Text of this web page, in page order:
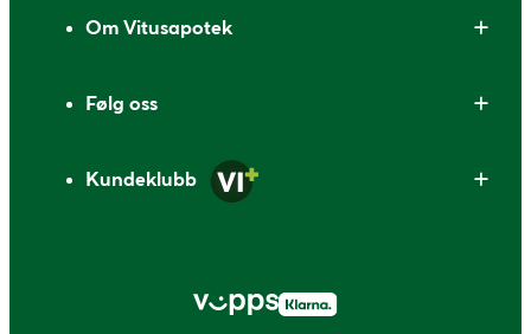
Om Vitusapotek
Følg oss
Kundeklubb